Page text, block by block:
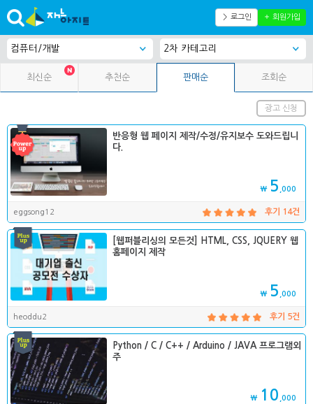
＞ 로그인 ＋ 회원가입
최신순 추천순 판매순 조회순
광고 신청
반응형 웹 페이지 제작/수정/유지보수 도와드립니
다.
₩ 5 ,000
eggsong12 후기 14건
[웹퍼블리싱의 모든것] HTML, CSS, JQUERY 웹
홈페이지 제작
₩ 5 ,000
heoddu2 후기 5건
Python / C / C++ / Arduino / JAVA 프로그램외
주
₩ 10 ,000